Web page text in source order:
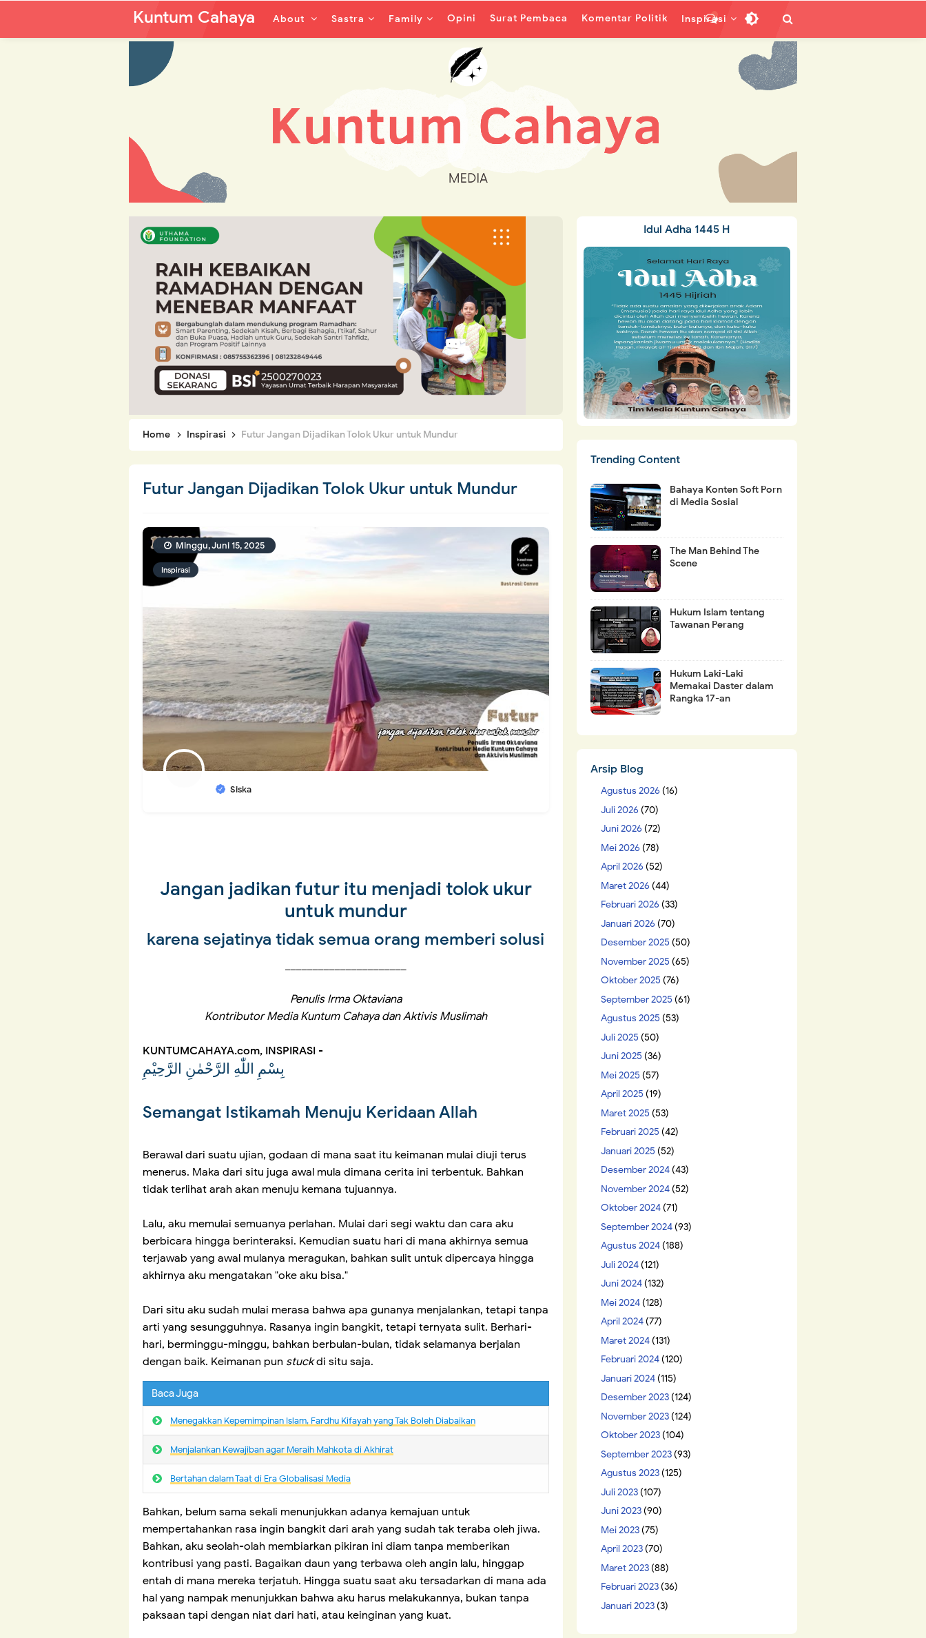
Kuntum Cahaya About Sastra Family Opini Surat Pembaca Komentar Politik Inspirasi
Home Inspirasi Futur Jangan Dijadikan Tolok Ukur untuk Mundur
Futur Jangan Dijadikan Tolok Ukur untuk Mundur
Inspirasi
Siska
Minggu, Juni 15, 2025
Jangan jadikan futur itu menjadi tolok ukur
untuk mundur
karena sejatinya tidak semua orang memberi solusi
Penulis Irma Oktaviana
Kontributor Media Kuntum Cahaya dan Aktivis Muslimah
KUNTUMCAHAYA.com, INSPIRASI -
بِسْمِ اللّٰهِ الرَّحْمٰنِ الرَّحِيْمِ
Semangat Istikamah Menuju Keridaan Allah
Berawal dari suatu ujian, godaan di mana saat itu keimanan mulai diuji terus
menerus. Maka dari situ juga awal mula dimana cerita ini terbentuk. Bahkan
tidak terlihat arah akan menuju kemana tujuannya.
Lalu, aku memulai semuanya perlahan. Mulai dari segi waktu dan cara aku
berbicara hingga berinteraksi. Kemudian suatu hari di mana akhirnya semua
terjawab yang awal mulanya meragukan, bahkan sulit untuk dipercaya hingga
akhirnya aku mengatakan "oke aku bisa."
Dari situ aku sudah mulai merasa bahwa apa gunanya menjalankan, tetapi tanpa
arti yang sesungguhnya. Rasanya ingin bangkit, tetapi ternyata sulit. Berhari-
hari, berminggu-minggu, bahkan berbulan-bulan, tidak selamanya berjalan
dengan baik. Keimanan pun stuckdi situ saja.
Baca Juga
Menegakkan Kepemimpinan Islam, Fardhu Kifayah yang Tak Boleh Diabaikan
Menjalankan Kewajiban agar Meraih Mahkota di Akhirat
Bertahan dalam Taat di Era Globalisasi Media
Bahkan, belum sama sekali menunjukkan adanya kemajuan untuk
mempertahankan rasa ingin bangkit dari arah yang sudah tak teraba oleh jiwa.
Bahkan, aku seolah-olah membiarkan pikiran ini diam tanpa memberikan
kontribusi yang pasti. Bagaikan daun yang terbawa oleh angin lalu, hinggap
entah di mana mereka terjatuh. Hingga suatu saat aku tersadarkan di mana ada
hal yang nampak menunjukkan bahwa aku harus melakukannya, bukan tanpa
paksaan tapi dengan niat dari hati, atau keinginan yang kuat.
Idul Adha 1445 H
Trending Content
Bahaya Konten Soft Porn
di Media Sosial
The Man Behind The
Scene
Hukum Islam tentang
Tawanan Perang
Hukum Laki-Laki
Memakai Daster dalam
Rangka 17-an
Arsip Blog
Agustus 2026 (16)
Juli 2026 (70)
Juni 2026 (72)
Mei 2026 (78)
April 2026 (52)
Maret 2026 (44)
Februari 2026 (33)
Januari 2026 (70)
Desember 2025 (50)
November 2025 (65)
Oktober 2025 (76)
September 2025 (61)
Agustus 2025 (53)
Juli 2025 (50)
Juni 2025 (36)
Mei 2025 (57)
April 2025 (19)
Maret 2025 (53)
Februari 2025 (42)
Januari 2025 (52)
Desember 2024(43)
November 2024(52)
Oktober 2024(71)
September 2024(93)
Agustus 2024(188)
Juli 2024(121)
Juni 2024(132)
Mei 2024(128)
April 2024(77)
Maret 2024(131)
Februari 2024(120)
Januari 2024(115)
Desember 2023(124)
November 2023(124)
Oktober 2023(104)
September 2023(93)
Agustus 2023(125)
Juli 2023(107)
Juni 2023(90)
Mei 2023(75)
April 2023(70)
Maret 2023(88)
Februari 2023(36)
Januari 2023(3)